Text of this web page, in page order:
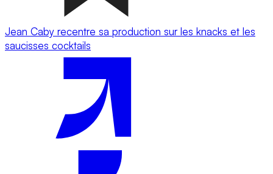
Jean Caby recentre sa production sur les knacks et les
saucisses cocktails